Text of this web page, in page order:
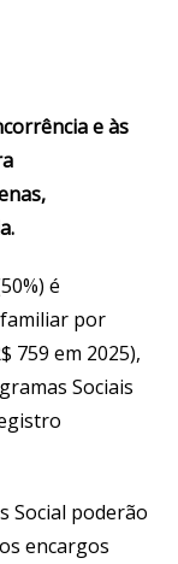
e às
é
por
759 em 2025),
Sociais
Social poderão
encargos